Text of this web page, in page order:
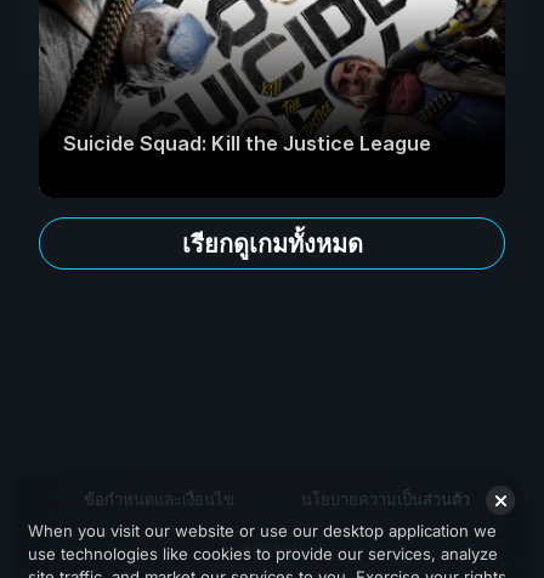
Suicide Squad: Kill the Justice League
เรียกดูเกมทั้งหมด
ข้อกำหนดและเงื่อนไข นโยบายความเป็นส่วนตัว
สนับสนุน
When you visit our website or use our desktop application we
use technologies like cookies to provide our services, analyze